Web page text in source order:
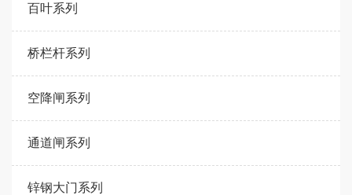
百叶系列
桥栏杆系列
空降闸系列
通道闸系列
锌钢大门系列